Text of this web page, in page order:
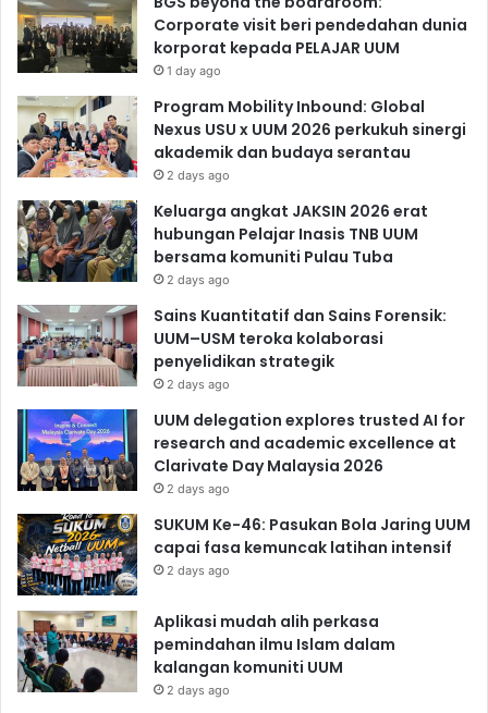
Corporate visit beri pendedahan dunia
korporat kepada PELAJAR UUM
1 day ago
Program Mobility Inbound: Global
Nexus USU x UUM 2026 perkukuh sinergi
akademik dan budaya serantau
2 days ago
Keluarga angkat JAKSIN 2026 erat
hubungan Pelajar Inasis TNB UUM
bersama komuniti Pulau Tuba
2 days ago
Sains Kuantitatif dan Sains Forensik:
UUM–USM teroka kolaborasi
penyelidikan strategik
2 days ago
UUM delegation explores trusted AI for
research and academic excellence at
Clarivate Day Malaysia 2026
2 days ago
SUKUM Ke-46: Pasukan Bola Jaring UUM
capai fasa kemuncak latihan intensif
2 days ago
Aplikasi mudah alih perkasa
pemindahan ilmu Islam dalam
kalangan komuniti UUM
2 days ago